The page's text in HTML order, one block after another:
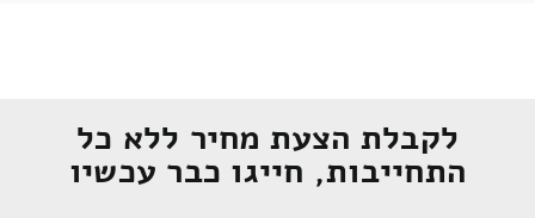
לקבלת הצעת מחיר ללא כל
התחייבות, חייגו כבר עכשיו